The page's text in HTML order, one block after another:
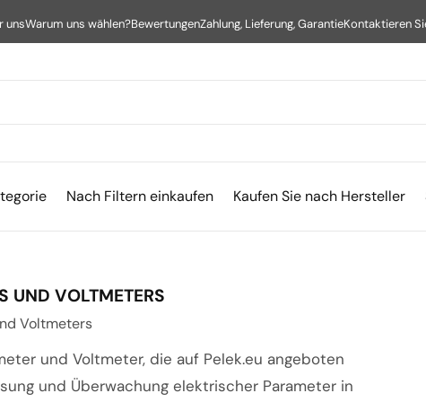
unsWarum uns wählen?BewertungenZahlung, Lieferung, GarantieKontaktieren
Nach Filtern einkaufen Kaufen Sie nach Hersteller
UND VOLTMETERS
Voltmeters
und Voltmeter, die auf Pelek.eu angeboten
und Überwachung elektrischer Parameter in